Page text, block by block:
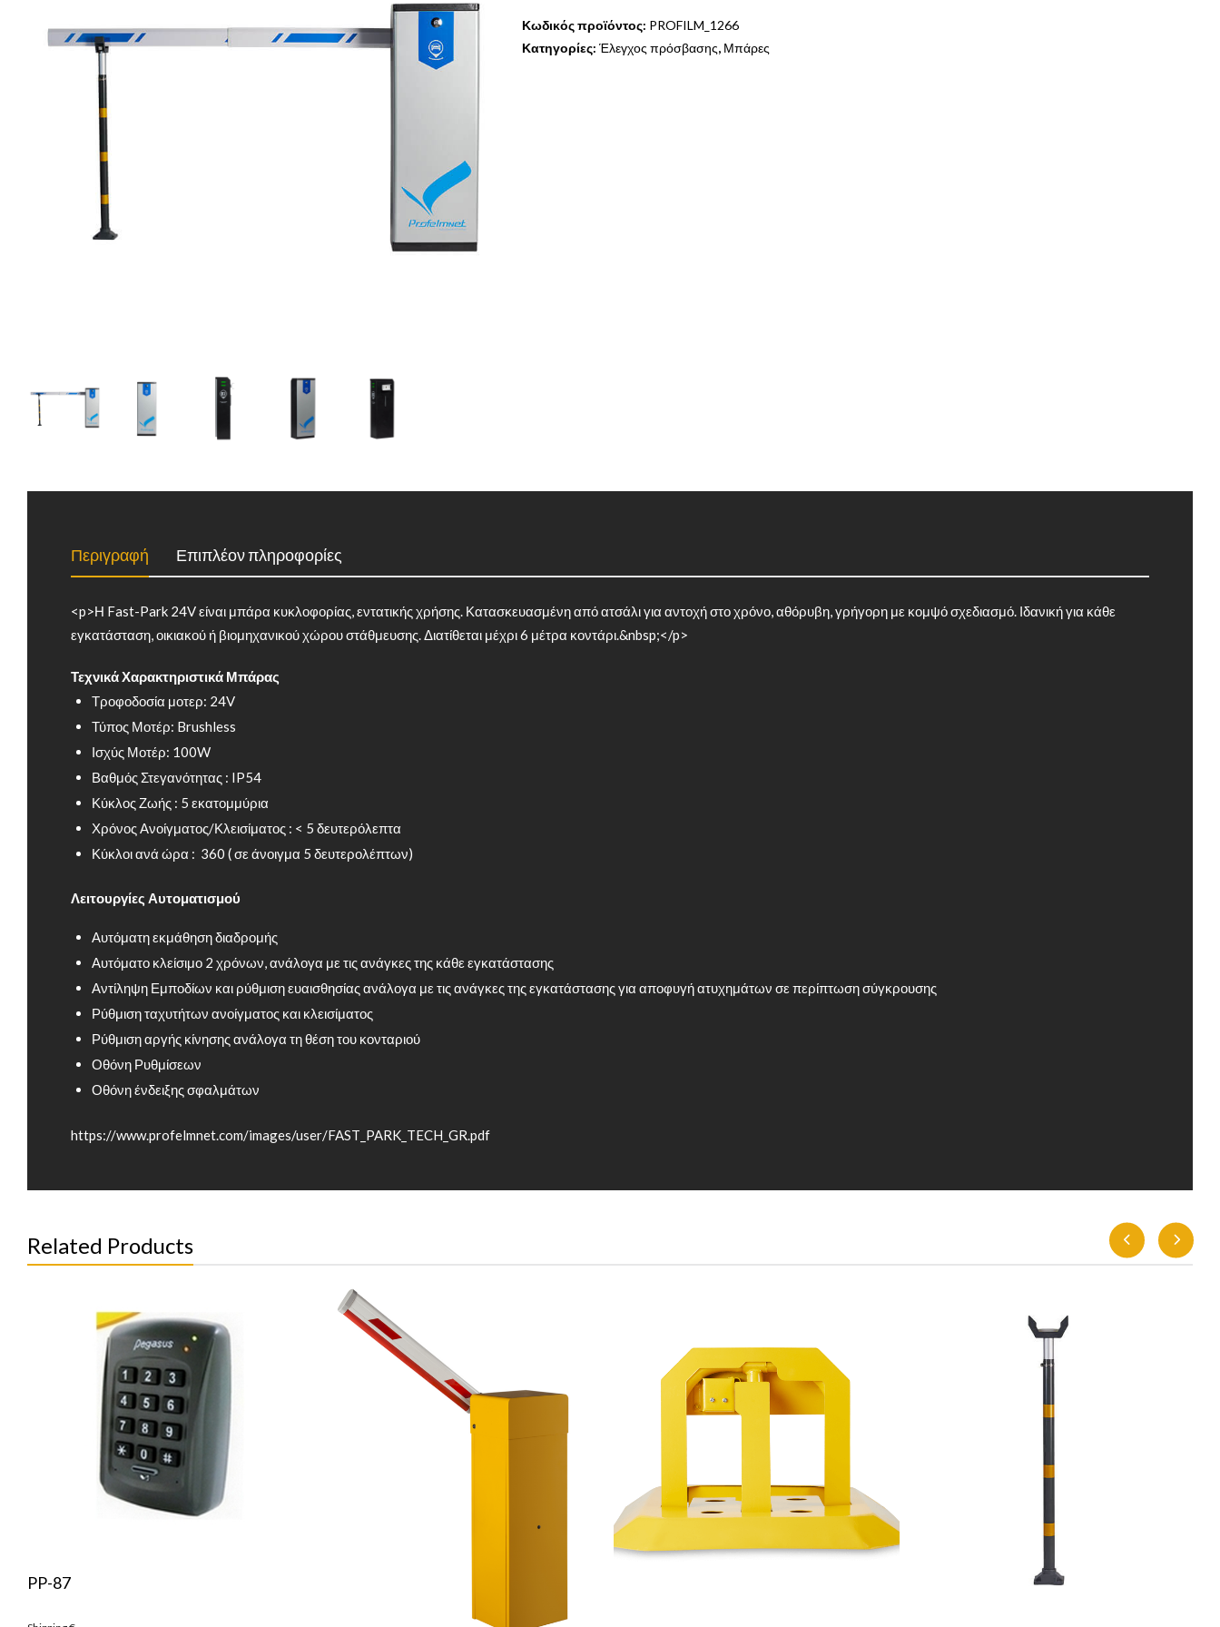
Κωδικός προϊόντος: PROFILM_1266
Κατηγορίες: Έλεγχος πρόσβασης, Μπάρες
Περιγραφή Επιπλέον πληροφορίες
<p>Η Fast-Park 24V είναι μπάρα κυκλοφορίας, εντατικής χρήσης. Κατασκευασμένη από ατσάλι για αντοχή στο χρόνο, αθόρυβη, γρήγορη με κομψό σχεδιασμό. Ιδανική για κάθε
εγκατάσταση, οικιακού ή βιομηχανικού χώρου στάθμευσης. Διατίθεται μέχρι 6 μέτρα κοντάρι.&nbsp;</p>
Τεχνικά Χαρακτηριστικά Μπάρας
Τροφοδοσία μοτερ: 24V
Τύπος Μοτέρ: Brushless
Ισχύς Μοτέρ: 100W
Βαθμός Στεγανότητας : IP54
Κύκλος Ζωής : 5 εκατομμύρια
Χρόνος Ανοίγματος/Κλεισίματος : < 5 δευτερόλεπτα
Κύκλοι ανά ώρα : 360 ( σε άνοιγμα 5 δευτερολέπτων)
Λειτουργίες Αυτοματισμού
Αυτόματη εκμάθηση διαδρομής
Αυτόματο κλείσιμο 2 χρόνων, ανάλογα με τις ανάγκες της κάθε εγκατάστασης
Αντίληψη Εμποδίων και ρύθμιση ευαισθησίας ανάλογα με τις ανάγκες της εγκατάστασης για αποφυγή ατυχημάτων σε περίπτωση σύγκρουσης
Ρύθμιση ταχυτήτων ανοίγματος και κλεισίματος
Ρύθμιση αργής κίνησης ανάλογα τη θέση του κονταριού
Οθόνη Ρυθμίσεων
Οθόνη ένδειξης σφαλμάτων
https://www.profelmnet.com/images/user/FAST_PARK_TECH_GR.pdf
Related Products